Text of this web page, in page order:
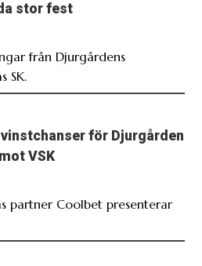
stor fest
från Djurgårdens
SK.
vinstchanser för Djurgården
mot VSK
partner Coolbet presenterar